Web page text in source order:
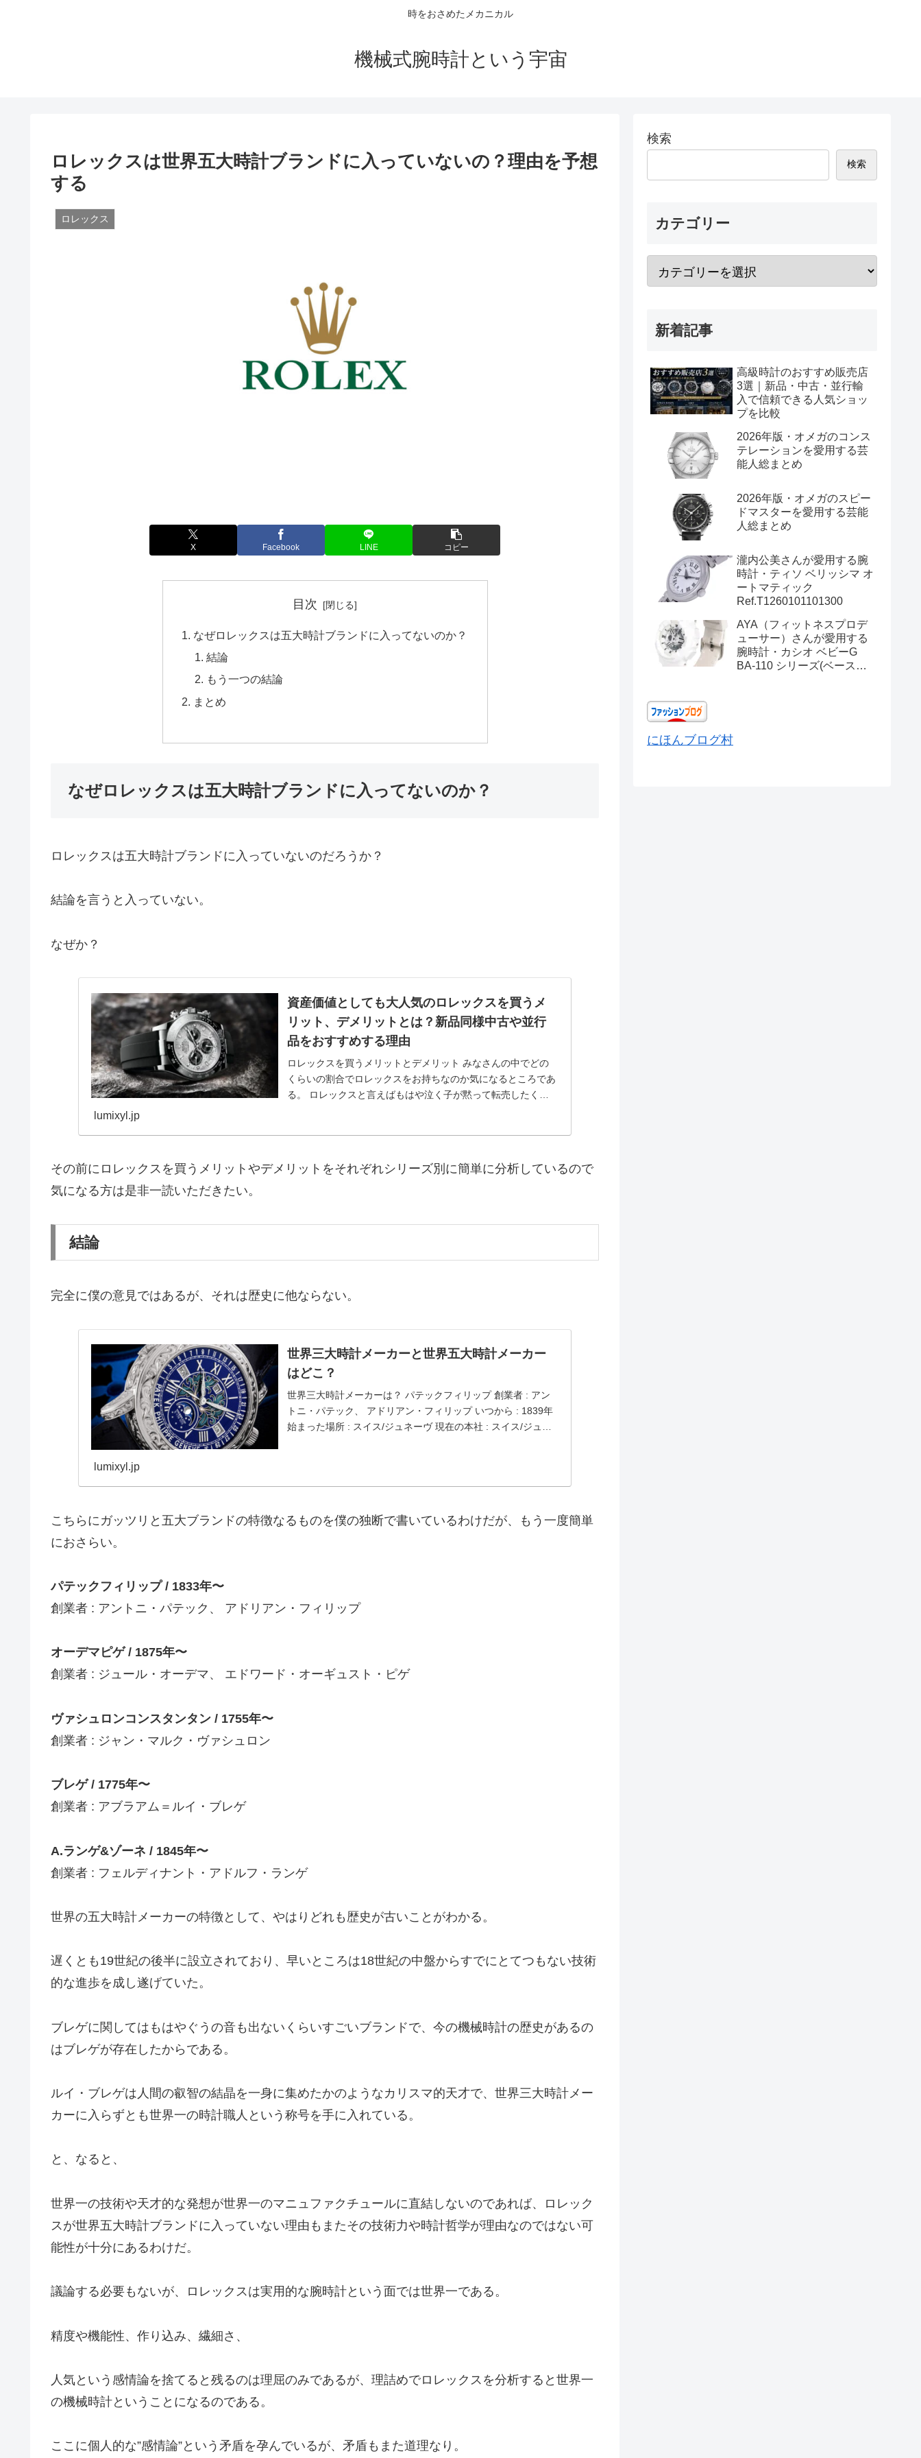
時をおさめたメカニカル
機械式腕時計という宇宙
ロレックスは世界五大時計ブランドに入っていないの？理由を予想
する
ロレックス
X Facebook LINE コピー
目次
なぜロレックスは五大時計ブランドに入ってないのか？
結論
もう一つの結論
まとめ
なぜロレックスは五大時計ブランドに入ってないのか？
ロレックスは五大時計ブランドに入っていないのだろうか？
結論を言うと入っていない。
なぜか？
資産価値としても大人気のロレックスを買うメ
リット、デメリットとは？新品同様中古や並行
品をおすすめする理由
ロレックスを買うメリットとデメリット みなさんの中でどの
くらいの割合でロレックスをお持ちなのか気になるところであ
る。 ロレックスと言えばもはや泣く子が黙って転売したくな
lumixyl.jp
その前にロレックスを買うメリットやデメリットをそれぞれシリーズ別に簡単に分析しているので
気になる方は是非一読いただきたい。
結論
完全に僕の意見ではあるが、それは歴史に他ならない。
世界三大時計メーカーと世界五大時計メーカー
はどこ？
世界三大時計メーカーは？ パテックフィリップ 創業者 : アン
トニ・パテック、 アドリアン・フィリップ いつから : 1839年
始まった場所 : スイス/ジュネーヴ 現在の本社 : スイス/ジュネ
lumixyl.jp
こちらにガッツリと五大ブランドの特徴なるものを僕の独断で書いているわけだが、もう一度簡単
におさらい。
パテックフィリップ / 1833年〜
創業者 : アントニ・パテック、 アドリアン・フィリップ
オーデマピゲ / 1875年〜
創業者 : ジュール・オーデマ、 エドワード・オーギュスト・ピゲ
ヴァシュロンコンスタンタン / 1755年〜
創業者 : ジャン・マルク・ヴァシュロン
ブレゲ / 1775年〜
創業者 : アブラアム＝ルイ・ブレゲ
A.ランゲ&ゾーネ / 1845年〜
創業者 : フェルディナント・アドルフ・ランゲ
世界の五大時計メーカーの特徴として、やはりどれも歴史が古いことがわかる。
遅くとも19世紀の後半に設立されており、早いところは18世紀の中盤からすでにとてつもない技術
的な進歩を成し遂げていた。
ブレゲに関してはもはやぐうの音も出ないくらいすごいブランドで、今の機械時計の歴史があるの
はブレゲが存在したからである。
ルイ・ブレゲは人間の叡智の結晶を一身に集めたかのようなカリスマ的天才で、世界三大時計メー
カーに入らずとも世界一の時計職人という称号を手に入れている。
と、なると、
世界一の技術や天才的な発想が世界一のマニュファクチュールに直結しないのであれば、ロレック
スが世界五大時計ブランドに入っていない理由もまたその技術力や時計哲学が理由なのではない可
能性が十分にあるわけだ。
議論する必要もないが、ロレックスは実用的な腕時計という面では世界一である。
精度や機能性、作り込み、繊細さ、
人気という感情論を捨てると残るのは理屈のみであるが、理詰めでロレックスを分析すると世界一
の機械時計ということになるのである。
ここに個人的な”感情論”という矛盾を孕んでいるが、矛盾もまた道理なり。
検索
検索
カテゴリー
新着記事
高級時計のおすすめ販売店
3選｜新品・中古・並行輸
入で信頼できる人気ショッ
プを比較
2026年版・オメガのコンス
テレーションを愛用する芸
能人総まとめ
2026年版・オメガのスピー
ドマスターを愛用する芸能
人総まとめ
瀧内公美さんが愛用する腕
時計・ティソ ベリッシマ オ
ートマティック
Ref.T1260101101300
AYA（フィットネスプロデ
ューサー）さんが愛用する
腕時計・カシオ ベビーG
BA-110 シリーズ(ベースモ
にほんブログ村